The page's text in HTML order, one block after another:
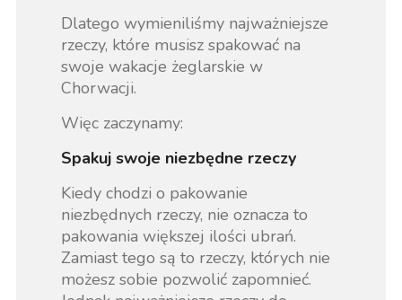
Dlatego wymieniliśmy najważniejsze
rzeczy, które musisz spakować na
swoje wakacje żeglarskie w
Chorwacji.
Więc zaczynamy:
Spakuj swoje niezbędne rzeczy
Kiedy chodzi o pakowanie
niezbędnych rzeczy, nie oznacza to
pakowania większej ilości ubrań.
Zamiast tego są to rzeczy, których nie
możesz sobie pozwolić zapomnieć.